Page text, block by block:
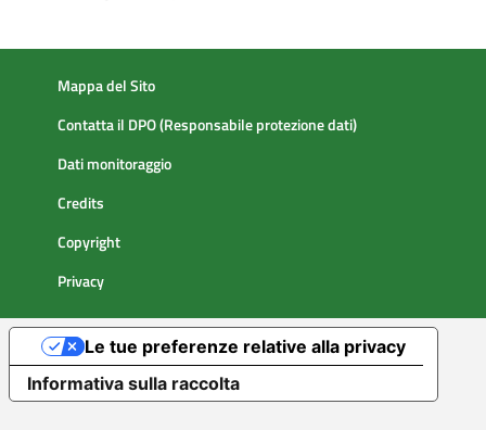
Mappa del Sito
Contatta il DPO (Responsabile protezione dati)
Dati monitoraggio
Credits
Copyright
Privacy
Informativa sulla raccolta
Le tue preferenze relative alla privacy